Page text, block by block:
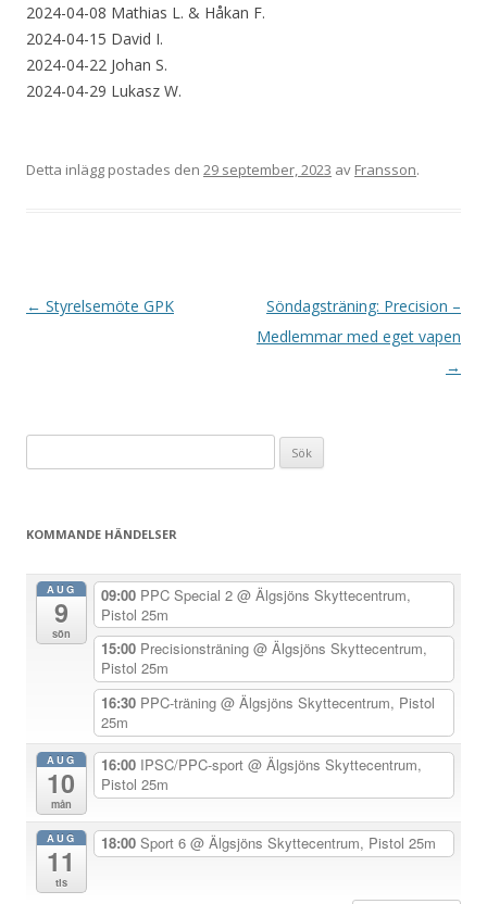
2024-04-08 Mathias L. & Håkan F.
2024-04-15 David I.
2024-04-22 Johan S.
2024-04-29 Lukasz W.
Detta inlägg postades den 29 september, 2023 av Fransson.
I
v
g
← Styrelsemöte GPK
Söndagsträning: Precision –
Medlemmar med eget vapen
→
efter:
KOMMANDE HÄNDELSER
AUG
9
sön
09:00 PPC Special 2 @ Älgsjöns Skyttecentrum,
Pistol 25m
15:00 Precisionsträning @ Älgsjöns Skyttecentrum,
Pistol 25m
16:30 PPC-träning @ Älgsjöns Skyttecentrum, Pistol
25m
AUG
10
mån
16:00 IPSC/PPC-sport @ Älgsjöns Skyttecentrum,
Pistol 25m
AUG
11
tis
18:00 Sport 6 @ Älgsjöns Skyttecentrum, Pistol 25m